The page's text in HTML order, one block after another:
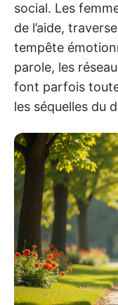
social. Les
de l’aide,
tempête
parole, les
font parfois
les séquelles du